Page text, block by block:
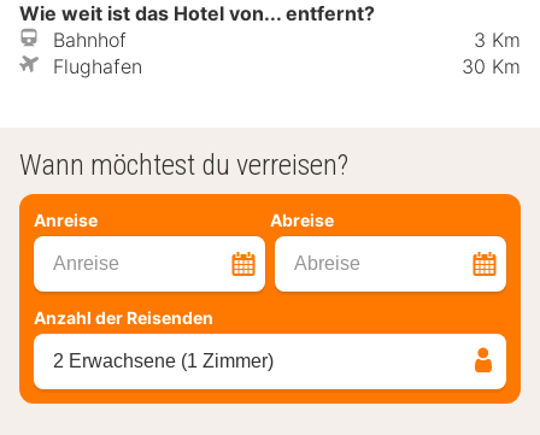
Wie weit ist das Hotel von... entfernt?
Bahnhof
3 Km
Flughafen
30 Km
Wann möchtest du verreisen?
Anreise Abreise
Anreise Abreise
Anzahl der Reisenden
2 Erwachsene (1 Zimmer)